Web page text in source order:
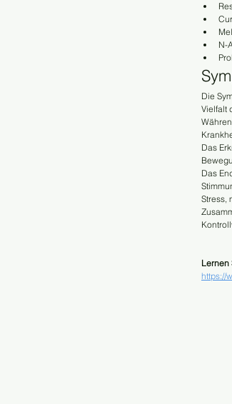
N-
Die
Vielfalt
Das
Das
Stress,
Lernen
https://